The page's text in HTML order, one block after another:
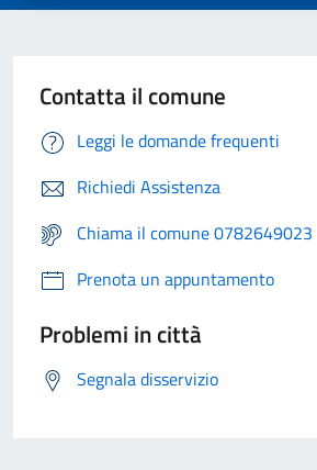
Contatta il comune
Leggi le domande frequenti
Richiedi Assistenza
Chiama il comune 0782649023
Prenota un appuntamento
Problemi in città
Segnala disservizio